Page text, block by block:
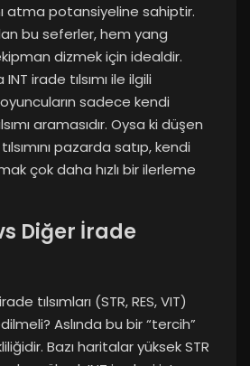
atma potansiyeline sahiptir.
bu seferler, hem yang
dizmek için idealdir.
irade tılsımı ile ilgili
oyuncuların sadece kendi
aramasıdır. Oysa ki düşen
pazarda satıp, kendi
çok daha hızlı bir ilerleme
Diğer İrade
tılsımları (STR, RES, VIT)
Aslında bu bir “tercih”
Bazı haritalar yüksek STR